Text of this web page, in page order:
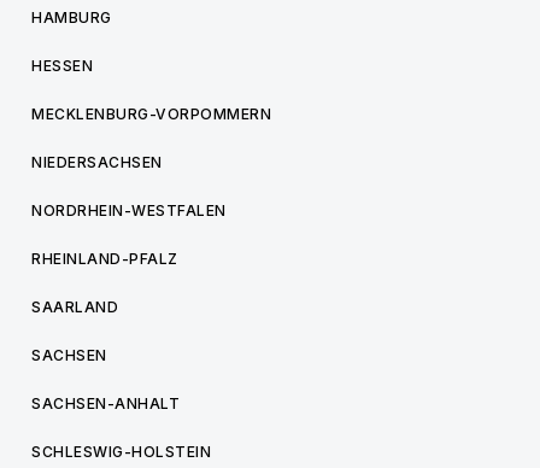
HAMBURG
HESSEN
MECKLENBURG-VORPOMMERN
NIEDERSACHSEN
NORDRHEIN-WESTFALEN
RHEINLAND-PFALZ
SAARLAND
SACHSEN
SACHSEN-ANHALT
SCHLESWIG-HOLSTEIN